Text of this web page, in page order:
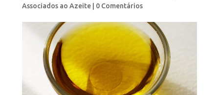
Associados ao Azeite| 0 Comentários